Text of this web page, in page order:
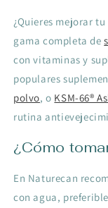
¿Quieres mejorar
gama completa de
con vitaminas y
populares
polvo, o KSM-66®
rutina
¿Cómo
En Naturecan
con agua,